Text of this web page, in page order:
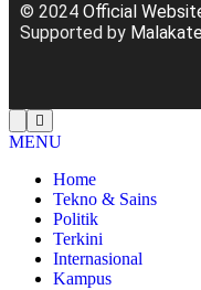
© 2024 Official
Supported by
MENU
Home
Tekno & Sains
Politik
Terkini
Internasional
Kampus